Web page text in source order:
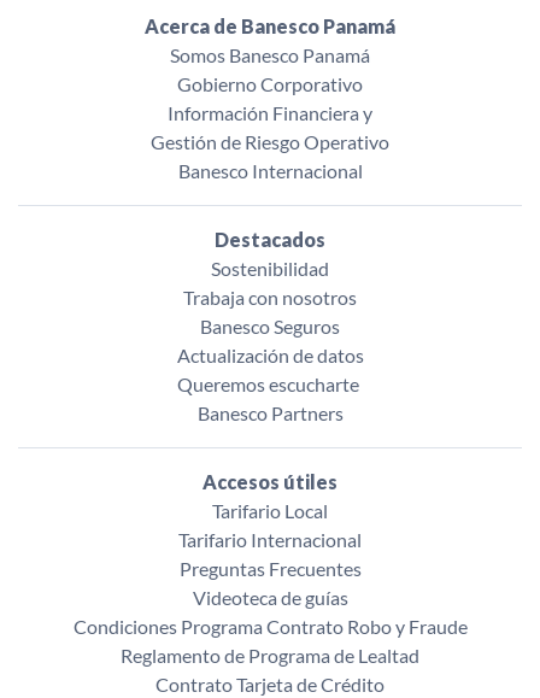
Acerca de Banesco Panamá
Somos Banesco Panamá
Gobierno Corporativo
Información Financiera y
Gestión de Riesgo Operativo
Banesco Internacional
Destacados
Sostenibilidad
Trabaja con nosotros
Banesco Seguros
Actualización de datos
Queremos escucharte ‌
Banesco Partners
Accesos útiles
Tarifario Local
Tarifario Internacional
Preguntas Frecuentes
Videoteca de guías
Condiciones Programa Contrato Robo y Fraude
Reglamento de Programa de Lealtad
Contrato Tarjeta de Crédito